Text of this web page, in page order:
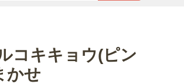
コキキョウ(ピン
かせ